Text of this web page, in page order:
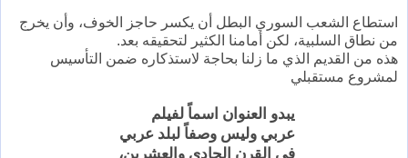
استطاع الشعب السوري البطل أن يكسر حاجز الخوف، وأن يخرج
من نطاق السلبية، لكن أمامنا الكثير لتحقيقه بعد.
هذه من القديم الذي ما زلنا بحاجة لاستذكاره ضمن التأسيس
لمشروع مستقبلي
يبدو العنوان اسماً لفيلم
عربي وليس وصفاً لبلد عربي
في القرن الحادي والعشرين،